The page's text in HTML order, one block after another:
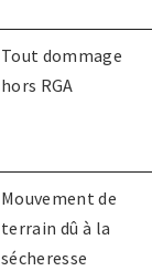
Tout dommage
hors RGA
Mouvement de
terrain dû à la
sécheresse